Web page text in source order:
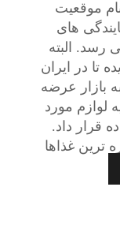
موقعیت
های
البته
تا در ایران
بازار عرضه
لوازم مورد
قرار داد.
ترین غذاها